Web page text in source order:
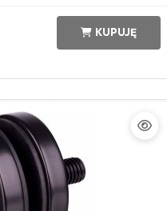
KUPUJĘ